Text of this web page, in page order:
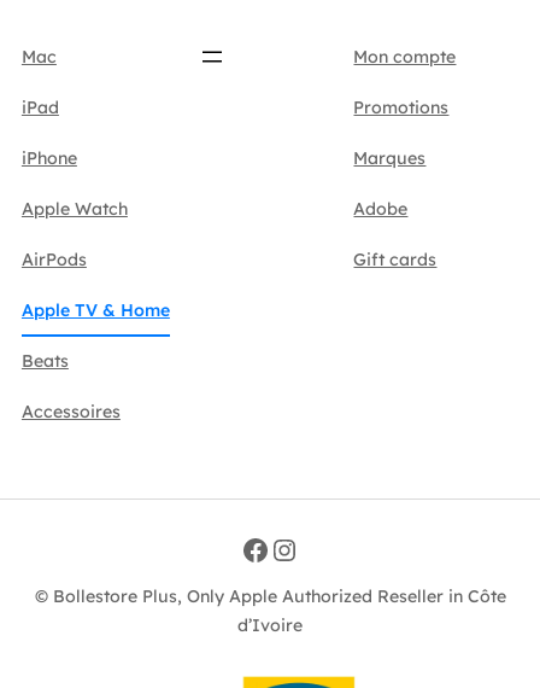
Mac
iPad
iPhone
Apple Watch
AirPods
Apple TV & Home
Beats
Accessoires
Mon compte
Promotions
Marques
Adobe
Gift cards
Facebook Instagram
© Bollestore Plus, Only Apple Authorized Reseller in Côte
d’Ivoire